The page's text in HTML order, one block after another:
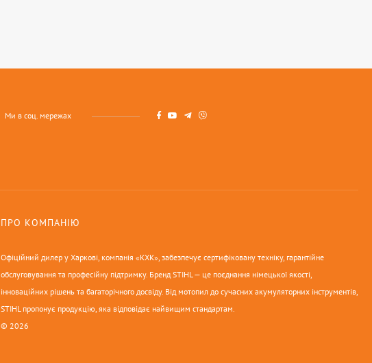
Ми в соц. мережах
ПРО КОМПАНІЮ
Офіційний дилер у Харкові, компанія «КХК», забезпечує сертифіковану техніку, гарантійне
обслуговування та професійну підтримку. Бренд STIHL — це поєднання німецької якості,
інноваційних рішень та багаторічного досвіду. Від мотопил до сучасних акумуляторних інструментів,
STIHL пропонує продукцію, яка відповідає найвищим стандартам.
© 2026